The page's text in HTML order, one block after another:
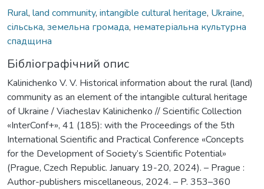
Rural, land community, intangible cultural heritage, Ukraine,
сільська, земельна громада, нематеріальна культурна
спадщина
Бібліографічний опис
Kalinichenko V. V. Historical information about the rural (land)
community as an element of the intangible cultural heritage
of Ukraine / Viacheslav Kalinichenko // Scientific Collection
«InterConf+», 41 (185): with the Proceedings of the 5th
International Scientific and Practical Conference «Concepts
for the Development of Society’s Scientific Potential»
(Prague, Czech Republic. January 19-20, 2024). – Prague :
Author-publishers miscellaneous, 2024. – P. 353–360